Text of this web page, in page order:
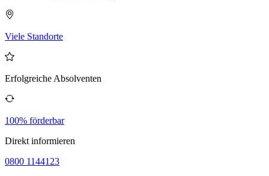
Viele Standorte
Erfolgreiche Absolventen
100% förderbar
Direkt informieren
0800 1144123